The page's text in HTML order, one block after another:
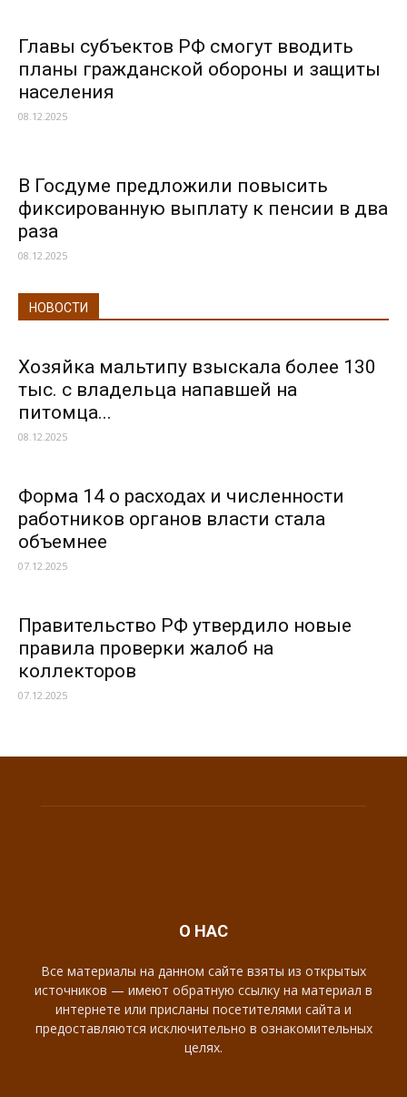
Главы субъектов РФ смогут вводить
планы гражданской обороны и защиты
населения
08.12.2025
В Госдуме предложили повысить
фиксированную выплату к пенсии в два
раза
08.12.2025
НОВОСТИ
Хозяйка мальтипу взыскала более 130
тыс. с владельца напавшей на
питомца...
08.12.2025
Форма 14 о расходах и численности
работников органов власти стала
объемнее
07.12.2025
Правительство РФ утвердило новые
правила проверки жалоб на
коллекторов
07.12.2025
О НАС
Все материалы на данном сайте взяты из открытых
источников — имеют обратную ссылку на материал в
интернете или присланы посетителями сайта и
предоставляются исключительно в ознакомительных
целях.